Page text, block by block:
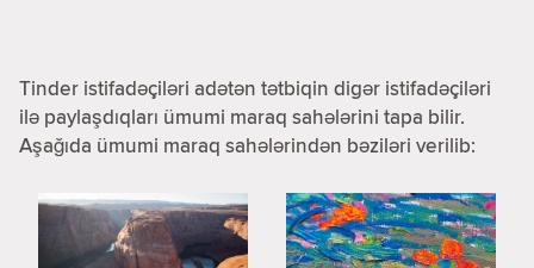
Tinder istifadəçiləri adətən tətbiqin digər istifadəçiləri
ilə paylaşdıqları ümumi maraq sahələrini tapa bilir.
Aşağıda ümumi maraq sahələrindən bəziləri verilib: